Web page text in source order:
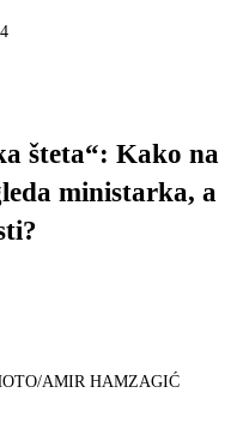
šteta“: Kako na
ministarka, a
AMIR HAMZAGIĆ